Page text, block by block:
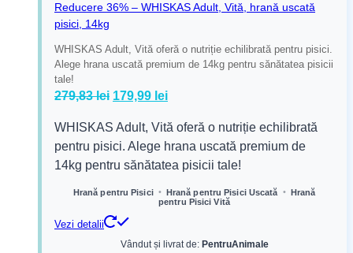
Reducere 36% – WHISKAS Adult, Vită, hrană uscată
pisici, 14kg
WHISKAS Adult, Vită oferă o nutriție echilibrată pentru pisici.
Alege hrana uscată premium de 14kg pentru sănătatea pisicii
tale!
279,83lei Prețul
a
fost:
279,83 lei.
179,99 leiPrețul
este:
179,99 lei.
WHISKAS Adult, Vită oferă o nutriție echilibrată
pentru pisici. Alege hrana uscată premium de
14kg pentru sănătatea pisicii tale!
Hrană pentru Pisici • Hrană pentru Pisici Uscată • Hrană
pentru Pisici Vită
Vezi detalii
Vândut și livrat de: PentruAnimale